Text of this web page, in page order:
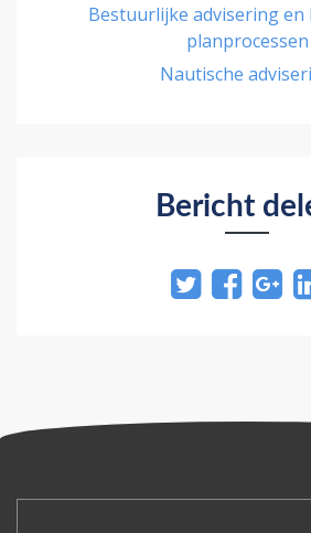
Bestuurlijke advisering en
planprocessen
Nautische
Bericht